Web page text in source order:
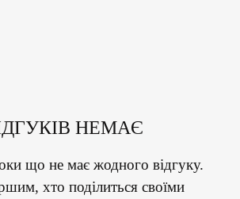
НЕМАЄ
що не має жодного відгуку.
хто поділиться своїми